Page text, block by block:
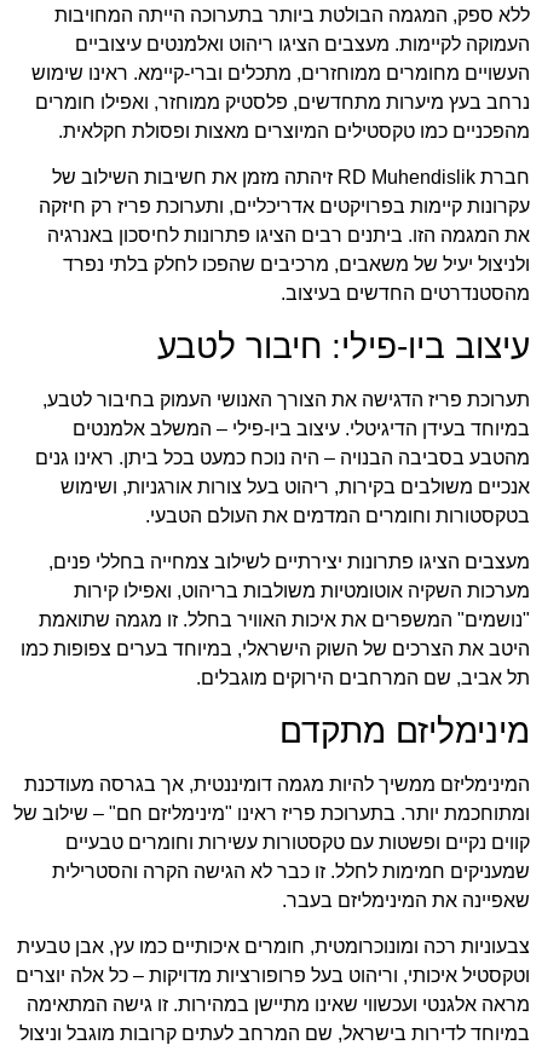
ללא ספק, המגמה הבולטת ביותר בתערוכה הייתה המחויבות
העמוקה לקיימות. מעצבים הציגו ריהוט ואלמנטים עיצוביים
העשויים מחומרים ממוחזרים, מתכלים וברי-קיימא. ראינו שימוש
נרחב בעץ מיערות מתחדשים, פלסטיק ממוחזר, ואפילו חומרים
מהפכניים כמו טקסטילים המיוצרים מאצות ופסולת חקלאית.
חברת RD Muhendislik זיהתה מזמן את חשיבות השילוב של
עקרונות קיימות בפרויקטים אדריכליים, ותערוכת פריז רק חיזקה
את המגמה הזו. ביתנים רבים הציגו פתרונות לחיסכון באנרגיה
ולניצול יעיל של משאבים, מרכיבים שהפכו לחלק בלתי נפרד
מהסטנדרטים החדשים בעיצוב.
עיצוב ביו-פילי: חיבור לטבע
תערוכת פריז הדגישה את הצורך האנושי העמוק בחיבור לטבע,
במיוחד בעידן הדיגיטלי. עיצוב ביו-פילי – המשלב אלמנטים
מהטבע בסביבה הבנויה – היה נוכח כמעט בכל ביתן. ראינו גנים
אנכיים משולבים בקירות, ריהוט בעל צורות אורגניות, ושימוש
בטקסטורות וחומרים המדמים את העולם הטבעי.
מעצבים הציגו פתרונות יצירתיים לשילוב צמחייה בחללי פנים,
מערכות השקיה אוטומטיות משולבות בריהוט, ואפילו קירות
"נושמים" המשפרים את איכות האוויר בחלל. זו מגמה שתואמת
היטב את הצרכים של השוק הישראלי, במיוחד בערים צפופות כמו
תל אביב, שם המרחבים הירוקים מוגבלים.
מינימליזם מתקדם
המינימליזם ממשיך להיות מגמה דומיננטית, אך בגרסה מעודכנת
ומתוחכמת יותר. בתערוכת פריז ראינו "מינימליזם חם" – שילוב של
קווים נקיים ופשטות עם טקסטורות עשירות וחומרים טבעיים
שמעניקים חמימות לחלל. זו כבר לא הגישה הקרה והסטרילית
שאפיינה את המינימליזם בעבר.
צבעוניות רכה ומונוכרומטית, חומרים איכותיים כמו עץ, אבן טבעית
וטקסטיל איכותי, וריהוט בעל פרופורציות מדויקות – כל אלה יוצרים
מראה אלגנטי ועכשווי שאינו מתיישן במהירות. זו גישה המתאימה
במיוחד לדירות בישראל, שם המרחב לעתים קרובות מוגבל וניצול